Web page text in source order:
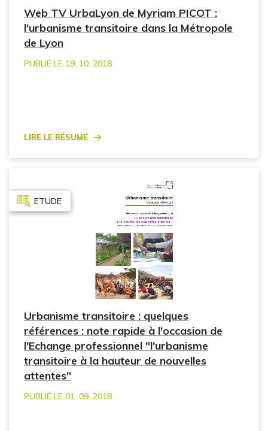
Web TV UrbaLyon de Myriam PICOT :
l'urbanisme transitoire dans la Métropole
de Lyon
PUBLIÉ LE 19. 10. 2018
Lire le résumé
ETUDE
Urbanisme transitoire : quelques
références : note rapide à l'occasion de
l'Echange professionnel "l'urbanisme
transitoire à la hauteur de nouvelles
attentes"
PUBLIÉ LE 01. 09. 2018